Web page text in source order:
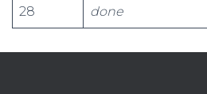
28
done